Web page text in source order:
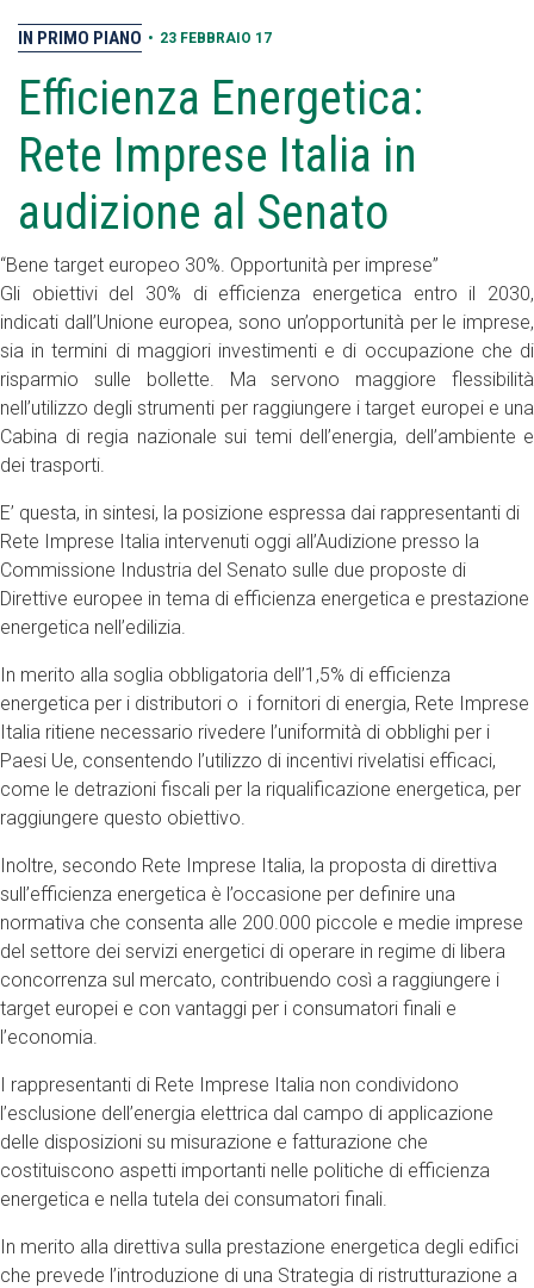
IN PRIMO PIANO • 23 FEBBRAIO 17
Efficienza Energetica:
Rete Imprese Italia in
audizione al Senato
“Bene target europeo 30%. Opportunità per imprese”
Gli obiettivi del 30% di efficienza energetica entro il 2030,
indicati dall’Unione europea, sono un’opportunità per le imprese,
sia in termini di maggiori investimenti e di occupazione che di
risparmio sulle bollette. Ma servono maggiore flessibilità
nell’utilizzo degli strumenti per raggiungere i target europei e una
Cabina di regia nazionale sui temi dell’energia, dell’ambiente e
dei trasporti.
E’ questa, in sintesi, la posizione espressa dai rappresentanti di
Rete Imprese Italia intervenuti oggi all’Audizione presso la
Commissione Industria del Senato sulle due proposte di
Direttive europee in tema di efficienza energetica e prestazione
energetica nell’edilizia.
In merito alla soglia obbligatoria dell’1,5% di efficienza
energetica per i distributori o i fornitori di energia, Rete Imprese
Italia ritiene necessario rivedere l’uniformità di obblighi per i
Paesi Ue, consentendo l’utilizzo di incentivi rivelatisi efficaci,
come le detrazioni fiscali per la riqualificazione energetica, per
raggiungere questo obiettivo.
Inoltre, secondo Rete Imprese Italia, la proposta di direttiva
sull’efficienza energetica è l’occasione per definire una
normativa che consenta alle 200.000 piccole e medie imprese
del settore dei servizi energetici di operare in regime di libera
concorrenza sul mercato, contribuendo così a raggiungere i
target europei e con vantaggi per i consumatori finali e
l’economia.
I rappresentanti di Rete Imprese Italia non condividono
l’esclusione dell’energia elettrica dal campo di applicazione
delle disposizioni su misurazione e fatturazione che
costituiscono aspetti importanti nelle politiche di efficienza
energetica e nella tutela dei consumatori finali.
In merito alla direttiva sulla prestazione energetica degli edifici
che prevede l’introduzione di una Strategia di ristrutturazione a